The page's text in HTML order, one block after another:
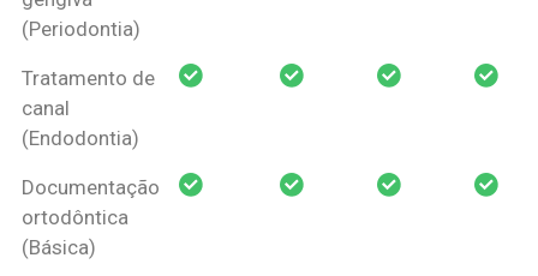
(Periodontia)
Tratamento de
canal
(Endodontia)
Documentação
ortodôntica
(Básica)